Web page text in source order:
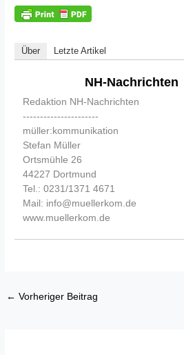
Über Letzte Artikel
NH-Nachrichten
Redaktion NH-Nachrichten
----------------------
müller:kommunikation
Stefan Müller
Ortsmühle 26
44227 Dortmund
Tel.: 0231/1371 4671
Mail: info@muellerkom.de
www.muellerkom.de
← Vorheriger Beitrag